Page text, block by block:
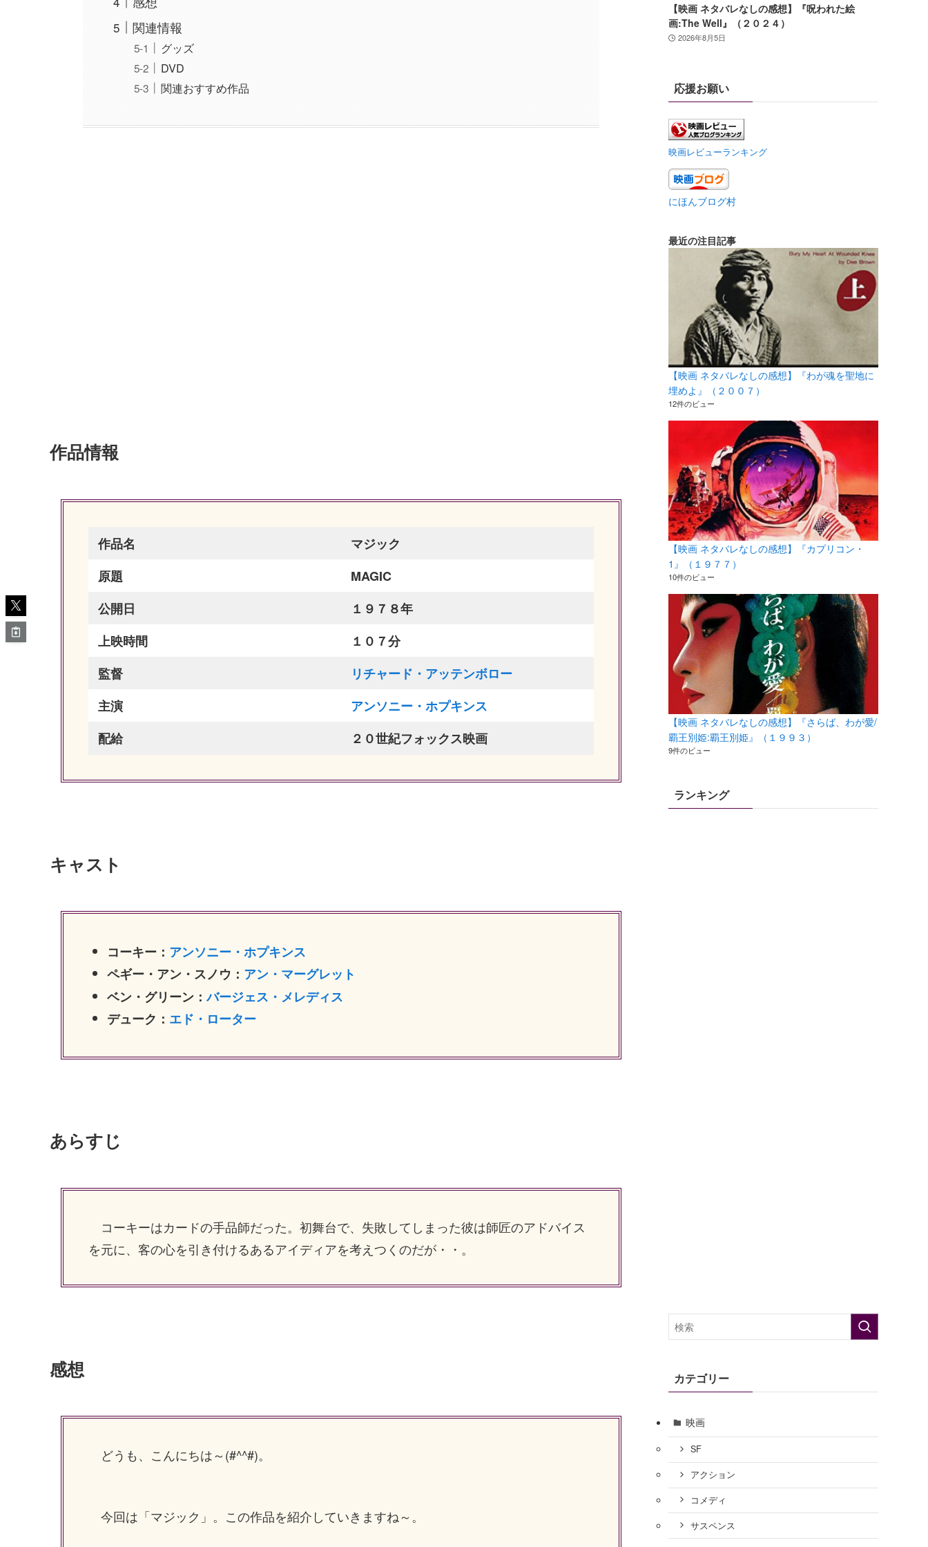
関連情報
グッズ
DVD
関連おすすめ作品
作品情報
作品名
マジック
原題
MAGIC
公開日
１９７８年
上映時間
１０７分
監督
リチャード・アッテンボロー
主演
アンソニー・ホプキンス
配給
２０世紀フォックス映画
キャスト
コーキー： アンソニー・ホプキンス
ペギー・アン・スノウ： アン・マーグレット
ベン・グリーン：バージェス・メレディス
デューク： エド・ローター
あらすじ
コーキーはカードの手品師だった。初舞台で、失敗してしまった彼は師匠のアドバイス
を元に、客の心を引き付けるあるアイディアを考えつくのだが・・。
感想
どうも、こんにちは～(#^^#)。
今回は「マジック」。この作品を紹介していきますね～。
【映画 ネタバレなしの感想】『呪われた絵
画:The Well』（２０２４）
2026年8月5日
応援お願い
映画レビューランキング
にほんブログ村
最近の注目記事
【映画 ネタバレなしの感想】『わが魂を聖地に
埋めよ』（２００７）
12件のビュー
【映画 ネタバレなしの感想】『カプリコン・
1』（１９７７）
10件のビュー
【映画 ネタバレなしの感想】『さらば、わが愛/
覇王別姫:覇王別姫』（１９９３）
9件のビュー
ランキング
カテゴリー
映画
SF
アクション
コメディ
サスペンス